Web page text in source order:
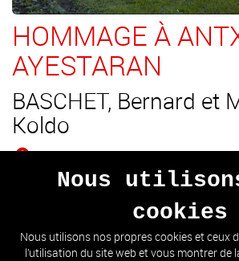
HOMMAGE À
AYESTARAN
BASCHET, Bernard et
Koldo
Centre (Place Zaragoza)
Nous
cookies
Nous utilisons nos propres cookies et ceux
l’utilisation du site web et vous montrer de